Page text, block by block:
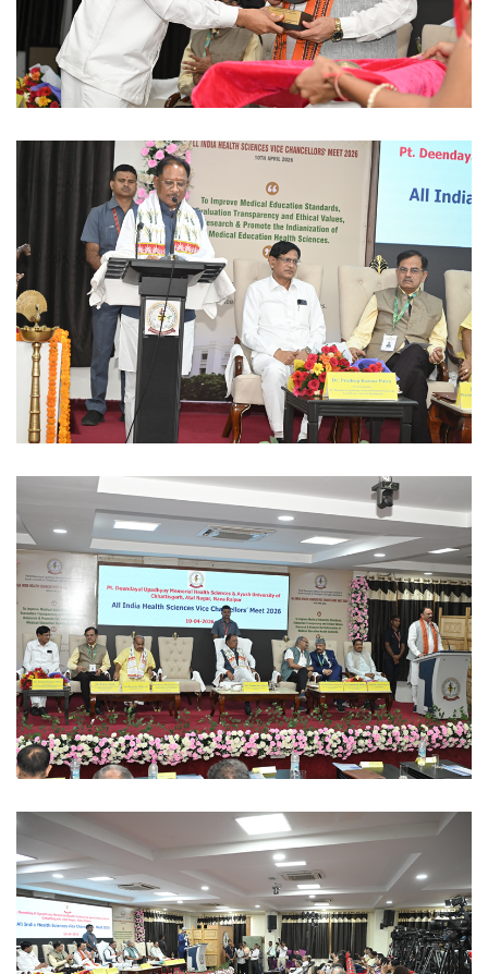
Ayush University CG
Ayush University CG
Ayush University CG